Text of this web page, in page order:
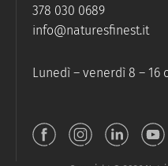
378 030 0689
info@naturesfinest.it
Lunedì – venerdì 8 – 16